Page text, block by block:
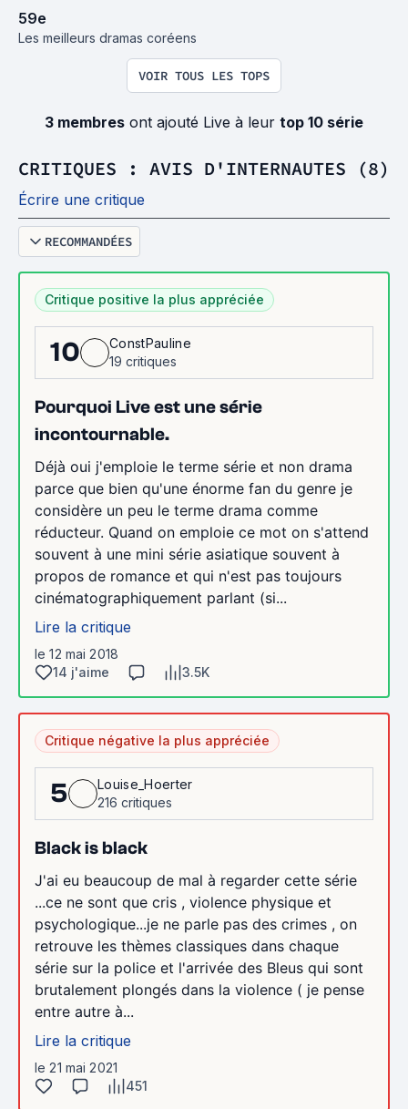
59e
Les meilleurs dramas coréens
VOIR TOUS LES TOPS
3 membres ont ajouté Live à leur top 10 série
CRITIQUES : AVIS D'INTERNAUTES (8)
Écrire une critique
RECOMMANDÉES
Critique positive la plus appréciée
10
ConstPauline
19 critiques
Pourquoi Live est une série
incontournable.
Déjà oui j'emploie le terme série et non drama
parce que bien qu'une énorme fan du genre je
considère un peu le terme drama comme
réducteur. Quand on emploie ce mot on s'attend
souvent à une mini série asiatique souvent à
propos de romance et qui n'est pas toujours
cinématographiquement parlant (si...
Lire la critique
le 12 mai 2018
14 j'aime
3.5K
Critique négative la plus appréciée
5
Louise_Hoerter
216 critiques
Black is black
J'ai eu beaucoup de mal à regarder cette série
...ce ne sont que cris , violence physique et
psychologique...je ne parle pas des crimes , on
retrouve les thèmes classiques dans chaque
série sur la police et l'arrivée des Bleus qui sont
brutalement plongés dans la violence ( je pense
entre autre à...
Lire la critique
le 21 mai 2021
451